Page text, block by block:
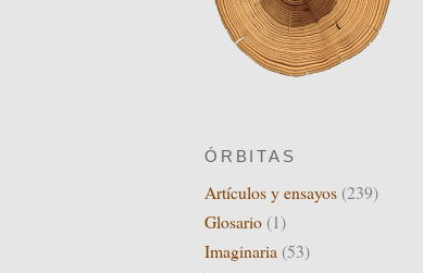
ÓRBITAS
Artículos y ensayos (239)
Glosario (1)
Imaginaria (53)